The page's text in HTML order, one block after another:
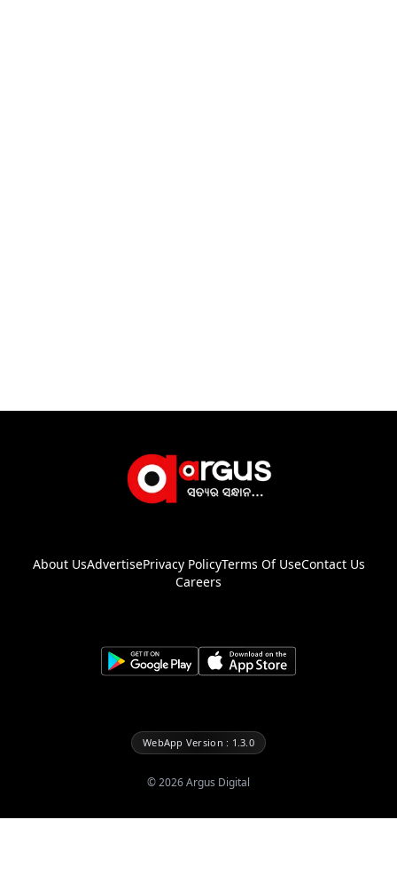
About UsAdvertisePrivacy PolicyTerms Of UseContact Us
Careers
WebApp Version : 1.3.0
©2026Argus Digital